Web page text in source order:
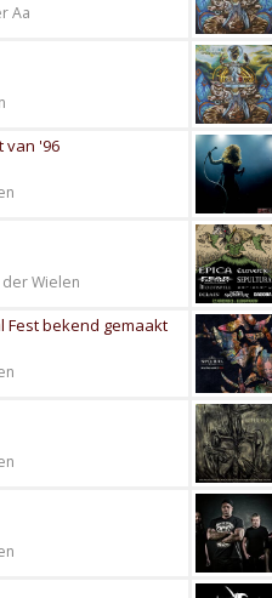
Aa
van '96
Wielen
Fest bekend gemaakt